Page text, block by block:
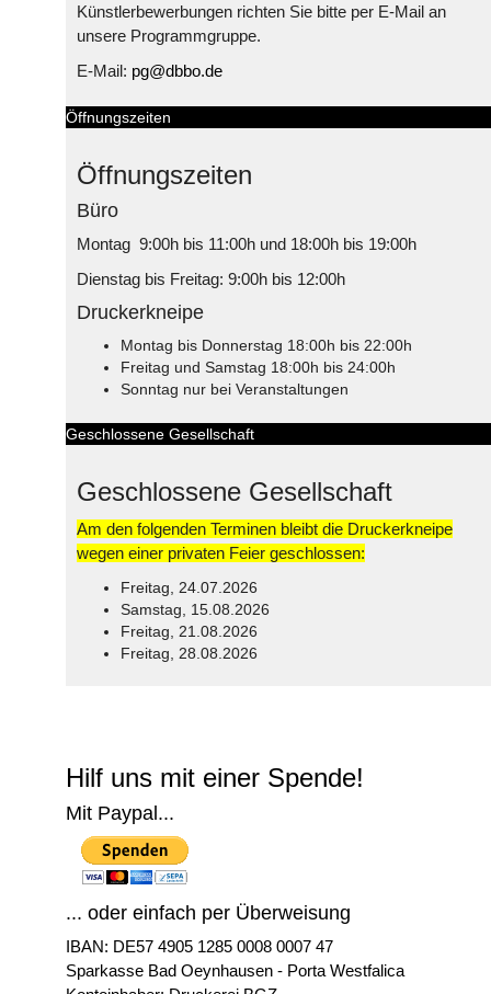
Künstlerbewerbungen richten Sie bitte per E-Mail an
unsere Programmgruppe.
E-Mail: pg@dbbo.de
Öffnungszeiten
Öffnungszeiten
Büro
Montag 9:00h bis 11:00h und 18:00h bis 19:00h
Dienstag bis Freitag: 9:00h bis 12:00h
Druckerkneipe
Montag bis Donnerstag 18:00h bis 22:00h
Freitag und Samstag 18:00h bis 24:00h
Sonntag nur bei Veranstaltungen
Geschlossene Gesellschaft
Geschlossene Gesellschaft
Am den folgenden Terminen bleibt die Druckerkneipe
wegen einer privaten Feier geschlossen:
Freitag, 24.07.2026
Samstag, 15.08.2026
Freitag, 21.08.2026
Freitag, 28.08.2026
Hilf uns mit einer Spende!
Mit Paypal...
... oder einfach per Überweisung
IBAN: DE57 4905 1285 0008 0007 47
Sparkasse Bad Oeynhausen - Porta Westfalica